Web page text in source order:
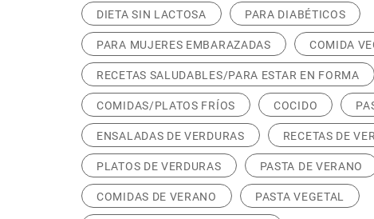
DIETA SIN LACTOSA PARA DIABÉTICOS
PARA MUJERES EMBARAZADAS COMIDA
RECETAS SALUDABLES/PARA ESTAR EN FORMA
COMIDAS/PLATOS FRÍOS COCIDO
ENSALADAS DE VERDURAS RECETAS DE
PLATOS DE VERDURAS PASTA DE VERANO
COMIDAS DE VERANO PASTA VEGETAL